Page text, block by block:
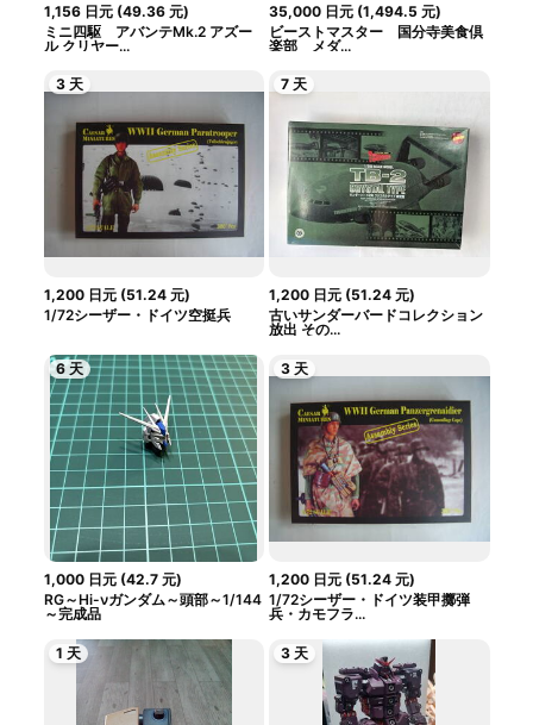
1,156 日元(49.36 元)
ミニ四駆 アバンテMk.2 アズー
ル クリヤー...
35,000 日元 (1,494.5 元)
ビーストマスター 国分寺美食倶
楽部 メダ...
3 天
1,200 日元(51.24 元)
1/72シーザー・ドイツ空挺兵
7 天
1,200 日元 (51.24 元)
古いサンダーバードコレクション
放出 その...
6 天
1,000 日元(42.7 元)
RG～Hi-νガンダム～頭部～1/144
～完成品
3 天
1,200 日元 (51.24 元)
1/72シーザー・ドイツ装甲擲弾
兵・カモフラ...
1 天 3 天